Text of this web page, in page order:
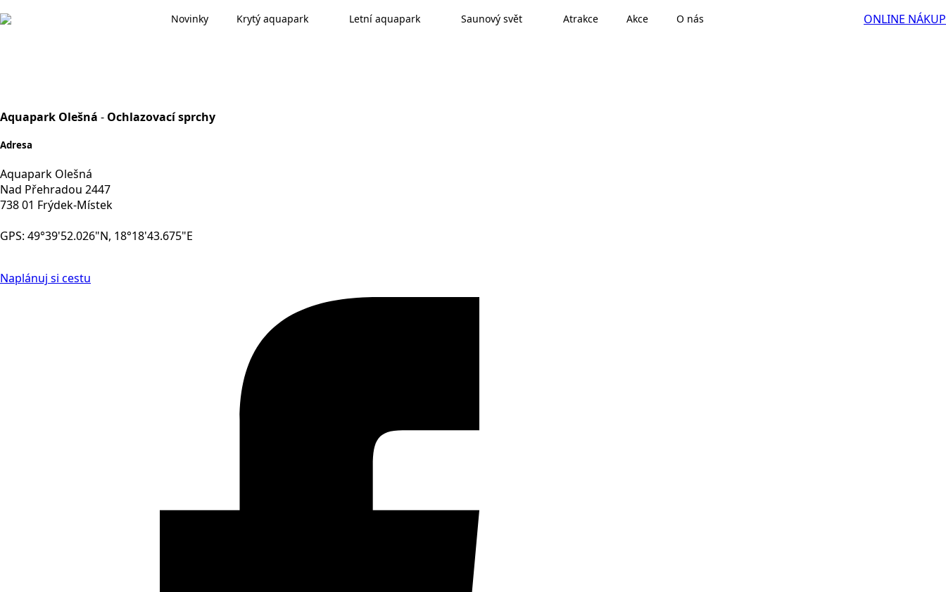
Aquapark Olešná - Ochlazovací sprchy
Novinky Krytý aquapark Letní aquapark Saunový svět Atrakce Akce O nás ONLINE NÁKUP
Adresa
Aquapark Olešná
Nad Přehradou 2447
738 01 Frýdek-Místek
GPS: 49°39'52.026"N, 18°18'43.675"E
Naplánuj si cestu